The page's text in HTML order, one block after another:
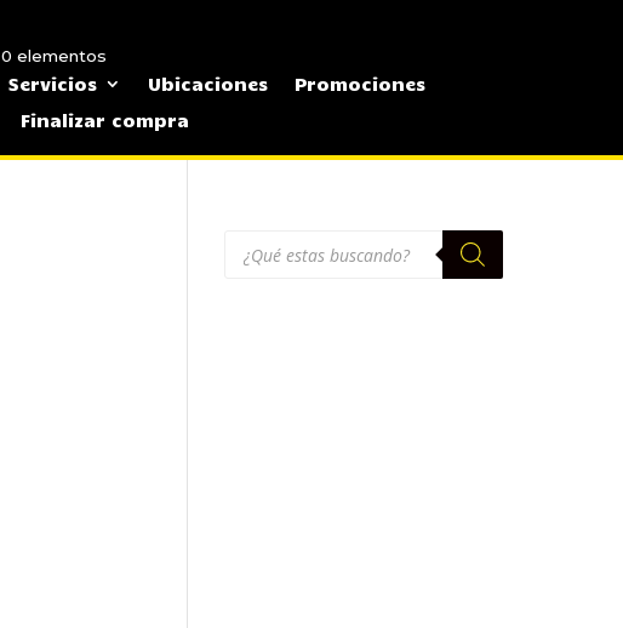
0 elementos
Servicios Ubicaciones
Promociones
Finalizar compra
productos